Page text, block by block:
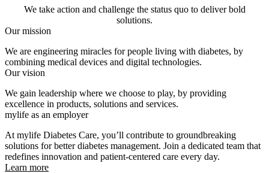
We take action and challenge the status quo to deliver bold
solutions.
Our mission
We are engineering miracles for people living with diabetes, by
combining medical devices and digital technologies.
Our vision
We gain leadership where we choose to play, by providing
excellence in products, solutions and services.
mylife as an employer
At mylife Diabetes Care, you’ll contribute to groundbreaking
solutions for better diabetes management. Join a dedicated team that
redefines innovation and patient-centered care every day.
Learn more